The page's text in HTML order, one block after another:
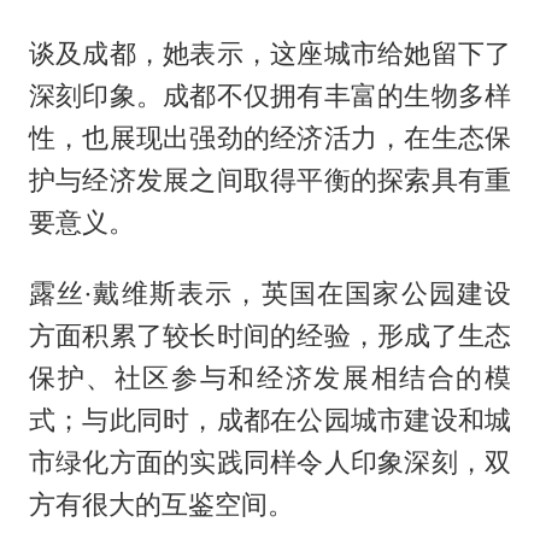
谈及成都，她表示，这座城市给她留下了
深刻印象。成都不仅拥有丰富的生物多样
性，也展现出强劲的经济活力，在生态保
护与经济发展之间取得平衡的探索具有重
要意义。
露丝·戴维斯表示，英国在国家公园建设
方面积累了较长时间的经验，形成了生态
保护、社区参与和经济发展相结合的模
式；与此同时，成都在公园城市建设和城
市绿化方面的实践同样令人印象深刻，双
方有很大的互鉴空间。